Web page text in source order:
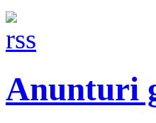
Anunturi